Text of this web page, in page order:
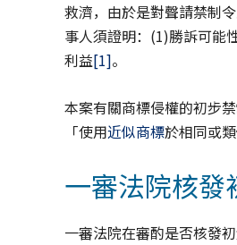
救濟，由於是對聲請禁制
事人須證明：(1)勝訴可能
利益[1]。
本案有關商標侵權的初步
「使用近似商標於相同或
一審法院核發
一審法院在審酌是否核發